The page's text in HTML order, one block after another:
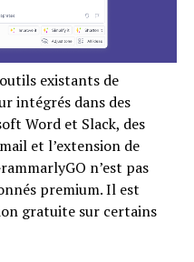
existants de
intégrés dans des
Word et Slack, des
et l’extension de
n’est pas
premium. Il est
gratuite sur certains